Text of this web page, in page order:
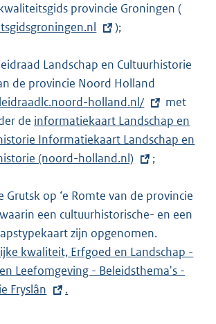
provincie Groningen (
e
n
e
l
k
:
);
Landschap en Cultuurhistorie
de provincie Noord Holland
x
t
e
e
l
i
n
k
holland.nl/
met
de E
x
t
r
n
e
l
i
n
informatiekaart Landschap en
Informatiekaart Landschap en
(noord-holland.nl)
;
Grutsk op ‘e Romte van de provincie
een cultuurhistorische- en een
zijn opgenomen.
x
t
kwaliteit, Erfgoed en Landschap -
Leefomgeving - Beleidsthema's -
Fryslân
.